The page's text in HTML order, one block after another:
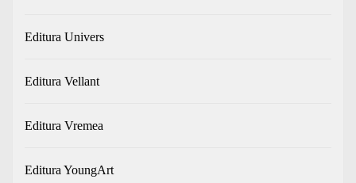
Editura Univers
Editura Vellant
Editura Vremea
Editura YoungArt